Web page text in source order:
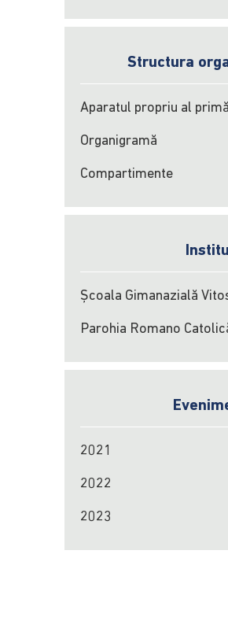
Structura
Aparatul propriu al
Organigramă
Compartimente
Școala Gimanazială
Parohia Romano
2021
2022
2023